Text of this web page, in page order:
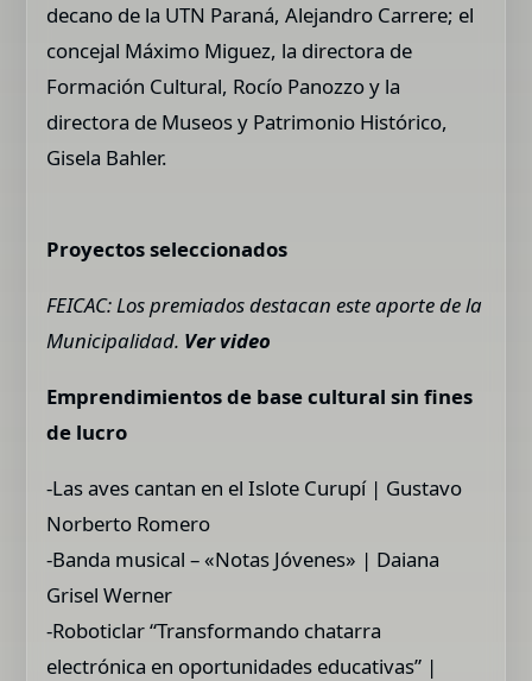
decano de la UTN Paraná, Alejandro Carrere; el
concejal Máximo Miguez, la directora de
Formación Cultural, Rocío Panozzo y la
directora de Museos y Patrimonio Histórico,
Gisela Bahler.
Proyectos seleccionados
FEICAC: Los premiados destacan este aporte de la
Municipalidad. Ver video
Emprendimientos de base cultural sin fines
de lucro
-Las aves cantan en el Islote Curupí | Gustavo
Norberto Romero
-Banda musical – «Notas Jóvenes» | Daiana
Grisel Werner
-Roboticlar “Transformando chatarra
electrónica en oportunidades educativas” |